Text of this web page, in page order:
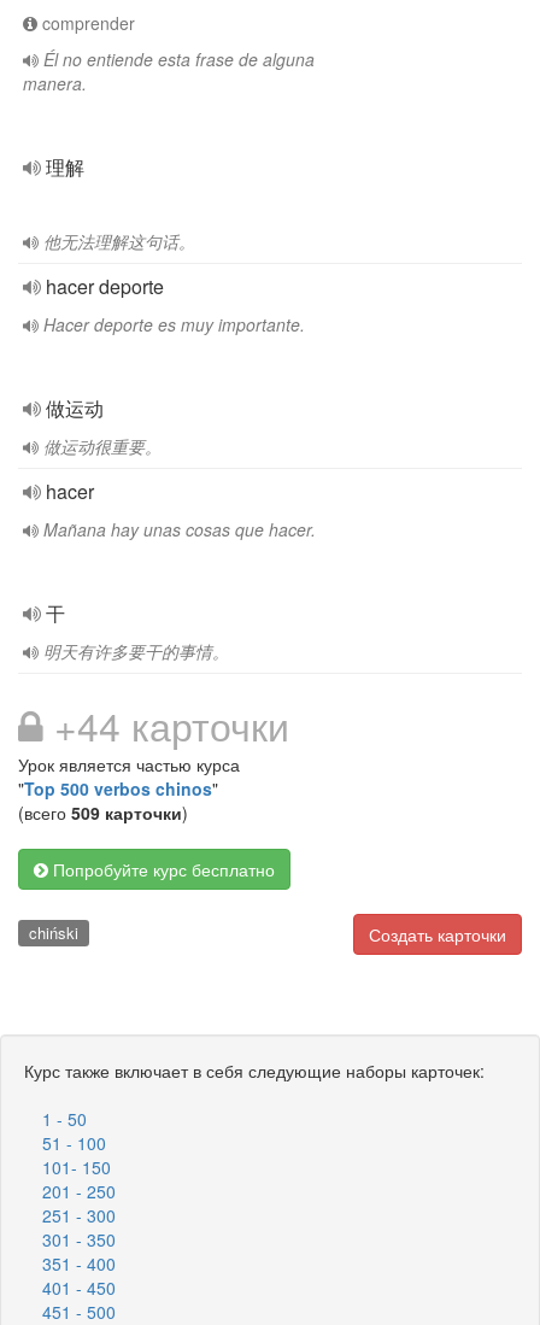
comprender
Él no entiende esta frase de alguna
manera.
理解
他无法理解这句话。
hacer deporte
Hacer deporte es muy importante.
做运动
做运动很重要。
hacer
Mañana hay unas cosas que hacer.
干
明天有许多要干的事情。
+44 карточки
Урок является частью курса
"Top 500 verbos chinos"
(всего 509 карточки)
Попробуйте курс бесплатно
Создать карточки
chiński
Курс также включает в себя следующие наборы карточек:
1 - 50
51 - 100
101- 150
201 - 250
251 - 300
301 - 350
351 - 400
401 - 450
451 - 500